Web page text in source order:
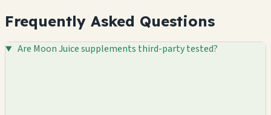
Frequently Asked Questions
Are Moon Juice supplements third-party tested?